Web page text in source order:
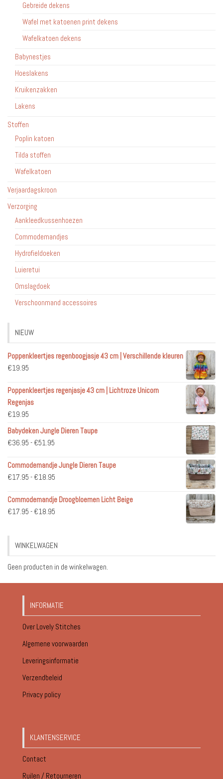
Gebreide dekens
Wafel met katoenen print dekens
Wafelkatoen dekens
Babynestjes
Hoeslakens
Kruikenzakken
Lakens
Stoffen
Poplin katoen
Tilda stoffen
Wafelkatoen
Verjaardagskroon
Verzorging
Aankleedkussenhoezen
Commodemandjes
Hydrofieldoeken
Luieretui
Omslagdoek
Verschoonmand accessoires
NIEUW
Poppenkleertjes regenboogjasje 43 cm | Verschillende kleuren
€19.95
Poppenkleertjes regenjasje 43 cm | Lichtroze Unicorn
Regenjas
€19.95
Babydeken Jungle Dieren Taupe
€36.95 - €51.95
tot
€51.95
Commodemandje Jungle Dieren Taupe
€17.95 - €18.95
tot
Commodemandje Droogbloemen Licht Beige
€17.95 - €18.95
€18.95
WINKELWAGEN
Geen producten in de winkelwagen.
INFORMATIE
Over Lovely Stitches
Algemene voorwaarden
Leveringsinformatie
Verzendbeleid
Privacy policy
KLANTENSERVICE
Contact
Ruilen / Retourneren